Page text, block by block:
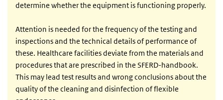
determine whether the equipment is functioning properly.
Attention is needed for the frequency of the testing and
inspections and the technical details of performance of
these. Healthcare facilities deviate from the materials and
procedures that are prescribed in the SFERD-handbook.
This may lead test results and wrong conclusions about the
quality of the cleaning and disinfection of flexible